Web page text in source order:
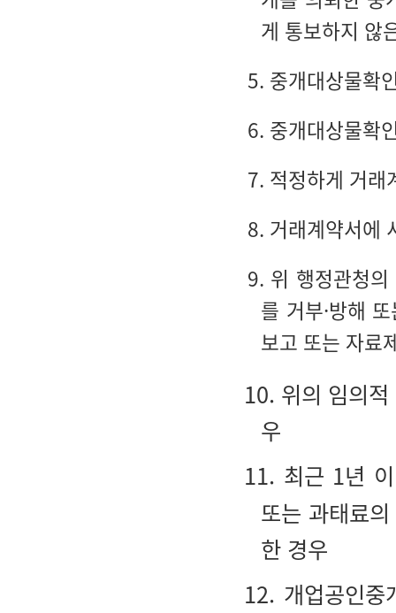
게 통보하지 않
5. 중개대상물확
6. 중개대상물확
7. 적정하게 거래
8. 거래계약서에
9. 위 행정관청
를 거부·방해
보고 또는 자료
10. 위의 임의
우
11. 최근 1년
또는 과태료
한 경우
12. 개업공인중